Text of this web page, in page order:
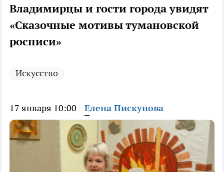
Владимирцы и гости города увидят
«Сказочные мотивы тумановской
росписи»
Искусство
17 января 10:00 Елена Пискунова